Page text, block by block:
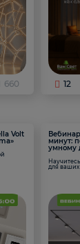
660 12
Volt
минут:
умному
для ваших